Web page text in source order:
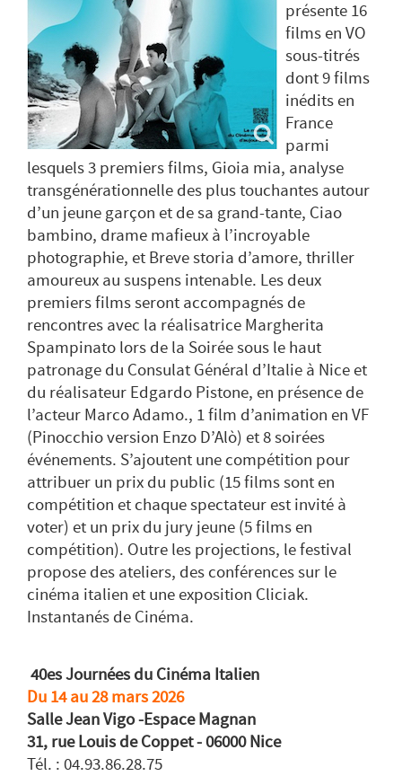
présente 16
films en VO
sous-titrés
dont 9 films
inédits en
France
parmi
lesquels 3 premiers films, Gioia mia, analyse
transgénérationnelle des plus touchantes autour
d’un jeune garçon et de sa grand-tante, Ciao
bambino, drame mafieux à l’incroyable
photographie, et Breve storia d’amore, thriller
amoureux au suspens intenable. Les deux
premiers films seront accompagnés de
rencontres avec la réalisatrice Margherita
Spampinato lors de la Soirée sous le haut
patronage du Consulat Général d’Italie à Nice et
du réalisateur Edgardo Pistone, en présence de
l’acteur Marco Adamo., 1 film d’animation en VF
(Pinocchio version Enzo D’Alò) et 8 soirées
événements. S’ajoutent une compétition pour
attribuer un prix du public (15 films sont en
compétition et chaque spectateur est invité à
voter) et un prix du jury jeune (5 films en
compétition). Outre les projections, le festival
propose des ateliers, des conférences sur le
cinéma italien et une exposition Cliciak.
Instantanés de Cinéma.
40es Journées du Cinéma Italien
Du 14 au 28 mars 2026
Salle Jean Vigo -Espace Magnan
31, rue Louis de Coppet - 06000 Nice
Tél. : 04.93.86.28.75